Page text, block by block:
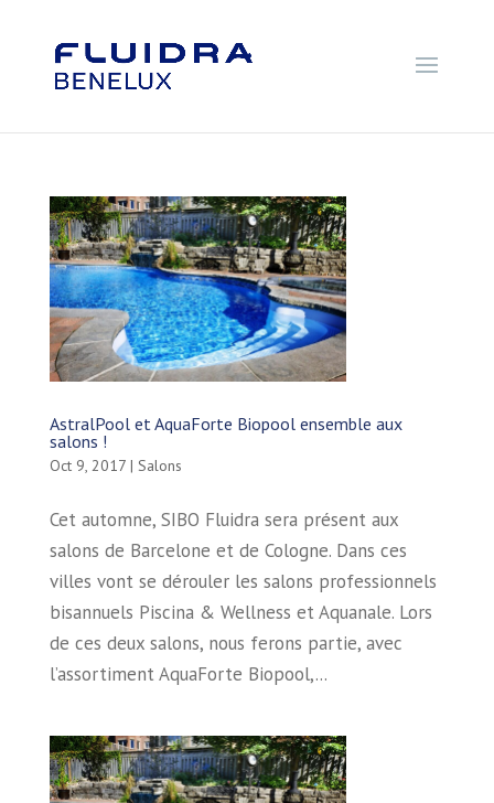
AstralPool et AquaForte Biopool ensemble aux
salons !
Oct 9, 2017| Salons
Cet automne, SIBO Fluidra sera présent aux
salons de Barcelone et de Cologne. Dans ces
villes vont se dérouler les salons professionnels
bisannuels Piscina & Wellness et Aquanale. Lors
de ces deux salons, nous ferons partie, avec
l’assortiment AquaForte Biopool,...